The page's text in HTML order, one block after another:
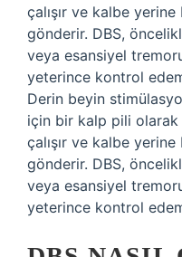
çalışır ve kalbe
gönderir. DBS,
veya esansiyel
yeterince kontrol
Derin beyin
için bir kalp pili olarak
çalışır ve kalbe
gönderir. DBS,
veya esansiyel
yeterince kontrol